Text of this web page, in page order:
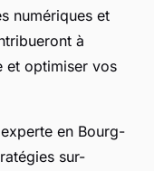
numériques et
à
et optimiser vos
en Bourg-
sur-